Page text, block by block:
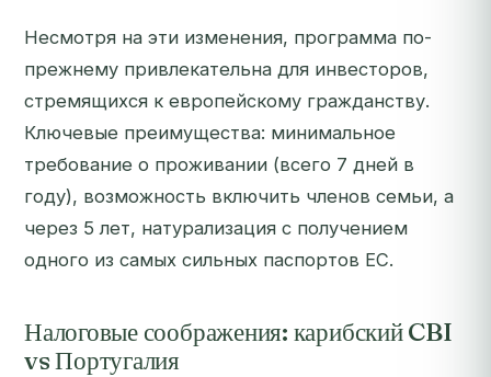
Несмотря на эти изменения, программа по-
прежнему привлекательна для инвесторов,
стремящихся к европейскому гражданству.
Ключевые преимущества: минимальное
требование о проживании (всего 7 дней в
году), возможность включить членов семьи, а
через 5 лет, натурализация с получением
одного из самых сильных паспортов ЕС.
Налоговые соображения: карибский CBI
vs Португалия